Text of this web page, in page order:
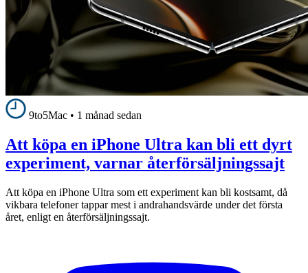
9to5Mac • 1 månad sedan
Att köpa en iPhone Ultra kan bli ett dyrt
experiment, varnar återförsäljningssajt
Att köpa en iPhone Ultra som ett experiment kan bli kostsamt, då
vikbara telefoner tappar mest i andrahandsvärde under det första
året, enligt en återförsäljningssajt.